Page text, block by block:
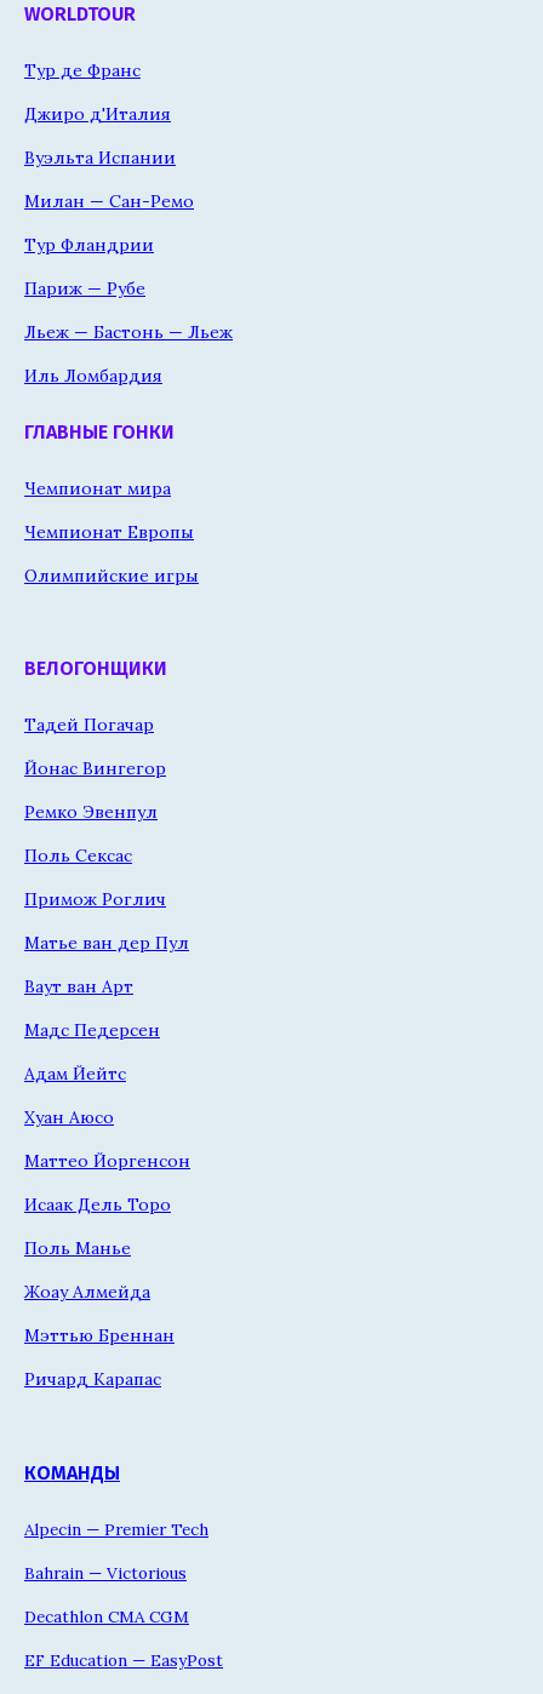
WORLDTOUR
Тур де Франс
Джиро д'Италия
Вуэльта Испании
Милан — Сан-Ремо
Тур Фландрии
Париж — Рубе
Льеж — Бастонь — Льеж
Иль Ломбардия
ГЛАВНЫЕ ГОНКИ
Чемпионат мира
Чемпионат Европы
Олимпийские игры
ВЕЛОГОНЩИКИ
Тадей Погачар
Йонас Вингегор
Ремко Эвенпул
Поль Сексас
Примож Роглич
Матье ван дер Пул
Ваут ван Арт
Мадс Педерсен
Адам Йейтс
Хуан Аюсо
Маттео Йоргенсон
Исаак Дель Торо
Поль Манье
Жоау Алмейда
Мэттью Бреннан
Ричард Карапас
КОМАНДЫ
Alpecin — Premier Tech
Bahrain — Victorious
Decathlon CMA CGM
EF Education — EasyPost